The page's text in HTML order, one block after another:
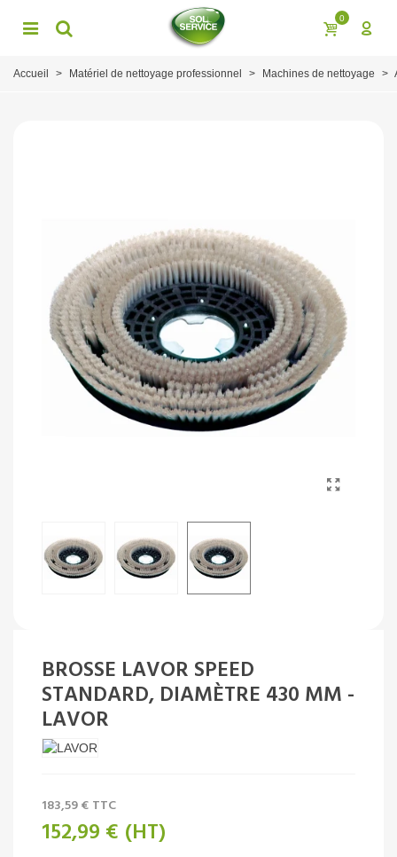
0
Accueil > Matériel de nettoyage professionnel > Machines de nettoyage >
BROSSE LAVOR SPEED
STANDARD, DIAMÈTRE 430 MM -
LAVOR
183,59 € TTC
152,99 € (HT)